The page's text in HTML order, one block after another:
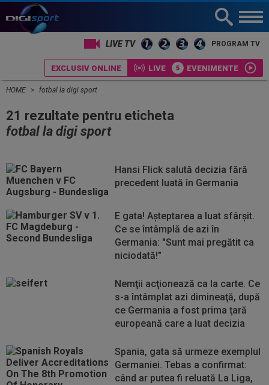
LIVE TV PROGRAM TV
EXCLUSIV ONLINE LIVE EVENIMENTE
HOME fotbal la digi sport
21 rezultate pentru eticheta
fotbal la digi sport
Hansi Flick salută decizia fără
precedent luată în Germania
E gata! Aşteptarea a luat sfârşit.
Ce se întâmplă de azi în
Germania: "Sunt mai pregătit ca
niciodată!"
Nemţii acţionează ca la carte. Ce
s-a întâmplat azi dimineaţă, după
ce Germania a fost prima ţară
europeană care a luat decizia
Spania, gata să urmeze exemplul
Germaniei. Tebas a confirmat:
când ar putea fi reluată La Liga,